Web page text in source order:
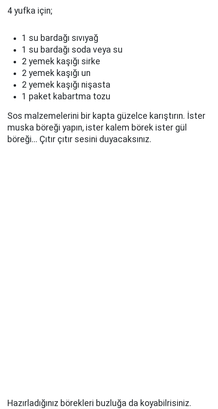
4 yufka için;
1 su bardağı sıvıyağ
1 su bardağı soda veya su
2 yemek kaşığı sirke
2 yemek kaşığı un
2 yemek kaşığı nişasta
1 paket kabartma tozu
Sos malzemelerini bir kapta güzelce karıştırın. İster
muska böreği yapın, ister kalem börek ister gül
böreği... Çıtır çıtır sesini duyacaksınız.
Hazırladığınız börekleri buzluğa da koyabilrisiniz.